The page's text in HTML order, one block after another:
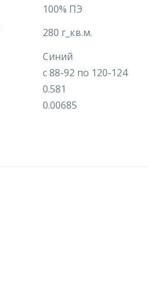
100% ПЭ
280 г_кв.м.
Синий
с 88-92 по 120-124
0.581
0.00685